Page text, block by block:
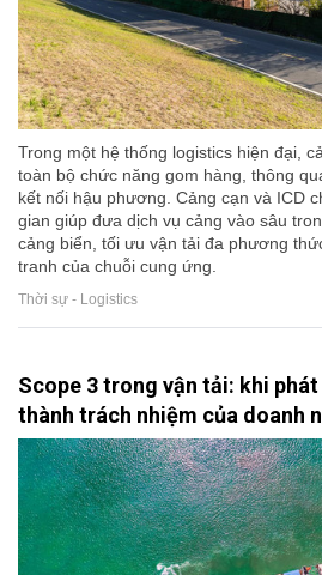
Trong một hệ thống logistics hiện đại,
toàn bộ chức năng gom hàng, thông
kết nối hậu phương. Cảng cạn và ICD
gian giúp đưa dịch vụ cảng vào sâu
cảng biển, tối ưu vận tải đa phương
tranh của chuỗi cung ứng.
Thời sự - Logistics
Scope 3 trong vận tải: khi
thành trách nhiệm của doanh